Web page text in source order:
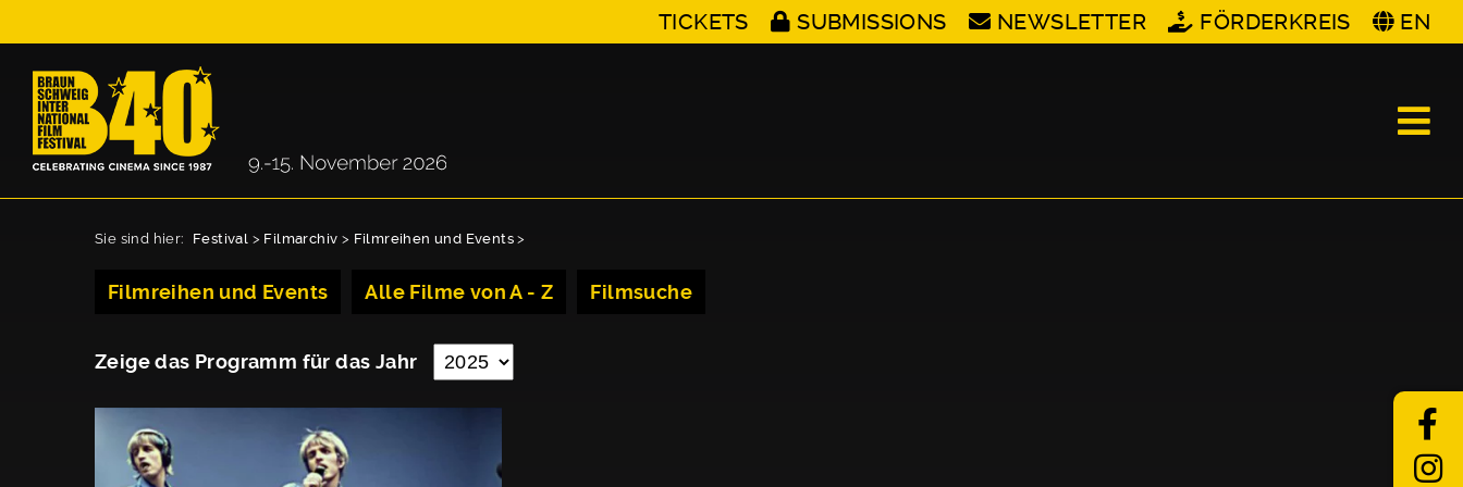
TICKETS SUBMISSIONS NEWSLETTER FÖRDERKREIS EN
Sie sind hier: Festival > Filmarchiv > Filmreihen und Events >
Filmreihen und Events Alle Filme von A - Z Filmsuche
Zeige das Programm für das Jahr